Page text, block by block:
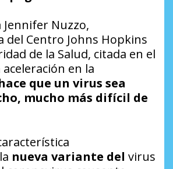
Jennifer Nuzzo,
del Centro Johns Hopkins
de la Salud, citada en el
en la
que un virus sea
mucho más difícil de
nueva variante del virus